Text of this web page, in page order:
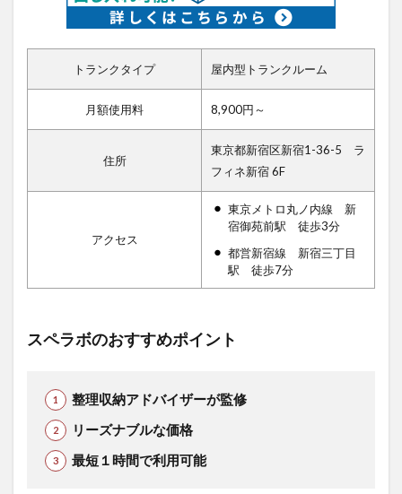
トランクタイプ 屋内型トランクルーム
月額使用料 8,900円～
住所
東京都新宿区新宿1-36-5 ラ
フィネ新宿 6F
アクセス
東京メトロ丸ノ内線 新
宿御苑前駅 徒歩3分
都営新宿線 新宿三丁目
駅 徒歩7分
スペラボのおすすめポイント
整理収納アドバイザーが監修
リーズナブルな価格
最短１時間で利用可能